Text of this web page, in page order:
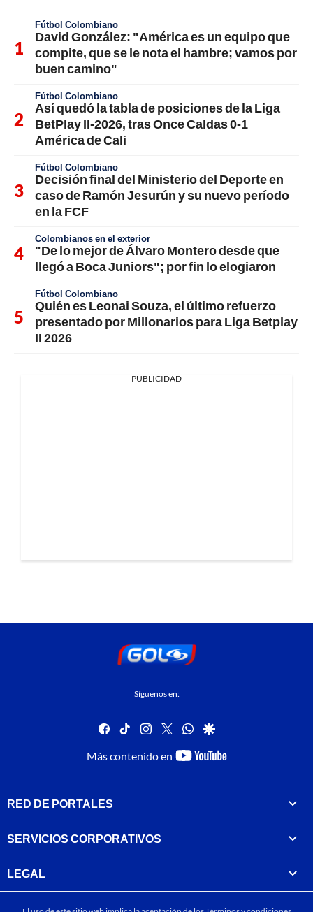
Fútbol Colombiano
David González: "América es un equipo que
compite, que se le nota el hambre; vamos por
buen camino"
Fútbol Colombiano
Así quedó la tabla de posiciones de la Liga
BetPlay II-2026, tras Once Caldas 0-1
América de Cali
Fútbol Colombiano
Decisión final del Ministerio del Deporte en
caso de Ramón Jesurún y su nuevo período
en la FCF
Colombianos en el exterior
"De lo mejor de Álvaro Montero desde que
llegó a Boca Juniors"; por fin lo elogiaron
Fútbol Colombiano
Quién es Leonai Souza, el último refuerzo
presentado por Millonarios para Liga Betplay
II 2026
PUBLICIDAD
Síguenos en:
facebook
tiktok instagram
twitterwhatsapp
google
Más contenido en
youtube-
RED DE PORTALES
SERVICIOS CORPORATIVOS
LEGAL